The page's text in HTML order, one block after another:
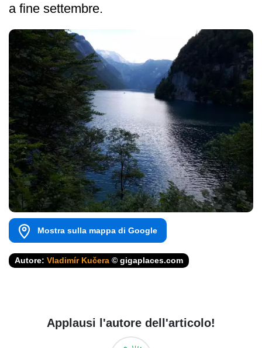
a fine settembre.
Mostra sulla mappa di Google
Autore: Vladimír Kučera © gigaplaces.com
Applausi l'autore dell'articolo!